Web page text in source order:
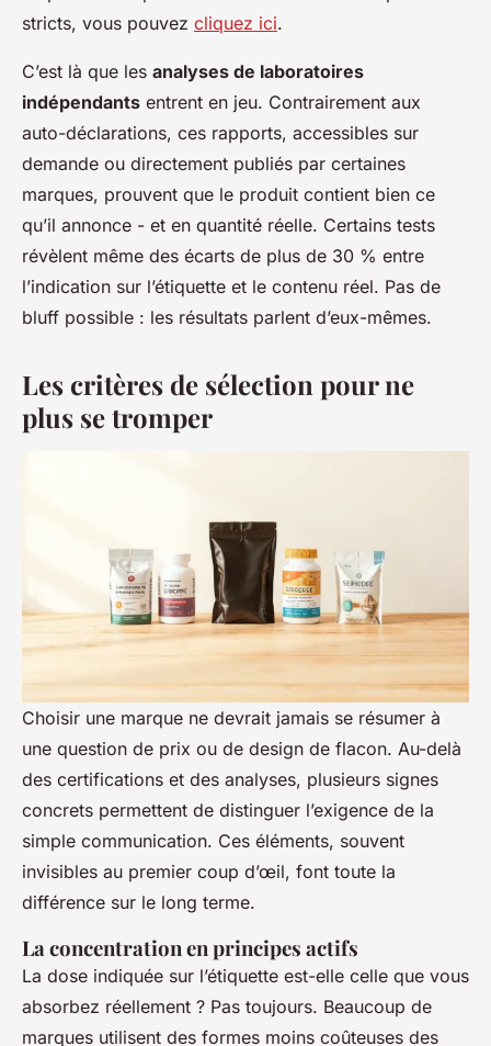
stricts, vous pouvez cliquez ici.
C’est là que les analyses de laboratoires
indépendants entrent en jeu. Contrairement aux
auto-déclarations, ces rapports, accessibles sur
demande ou directement publiés par certaines
marques, prouvent que le produit contient bien ce
qu’il annonce - et en quantité réelle. Certains tests
révèlent même des écarts de plus de 30 % entre
l’indication sur l’étiquette et le contenu réel. Pas de
bluff possible : les résultats parlent d’eux-mêmes.
Les critères de sélection pour ne
plus se tromper
Choisir une marque ne devrait jamais se résumer à
une question de prix ou de design de flacon. Au-delà
des certifications et des analyses, plusieurs signes
concrets permettent de distinguer l’exigence de la
simple communication. Ces éléments, souvent
invisibles au premier coup d’œil, font toute la
différence sur le long terme.
La concentration en principes actifs
La dose indiquée sur l’étiquette est-elle celle que vous
absorbez réellement ? Pas toujours. Beaucoup de
marques utilisent des formes moins coûteuses des